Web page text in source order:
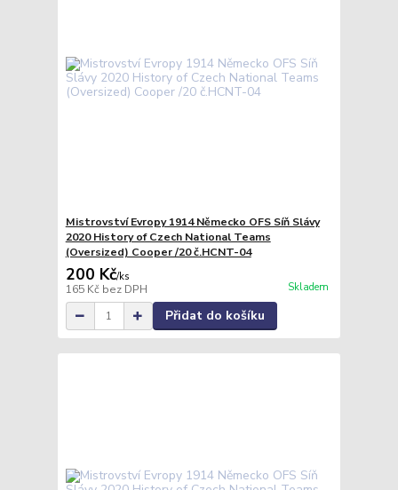
Mistrovství Evropy 1914 Německo OFS Síň Slávy
2020 History of Czech National Teams
(Oversized) Cooper /20 č.HCNT-04
200 Kč/ks
165 Kč bez DPH Skladem
Přidat do košíku